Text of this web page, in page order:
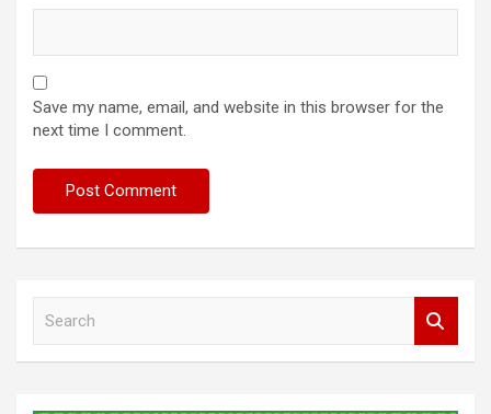
Save my name, email, and website in this browser for the
next time I comment.